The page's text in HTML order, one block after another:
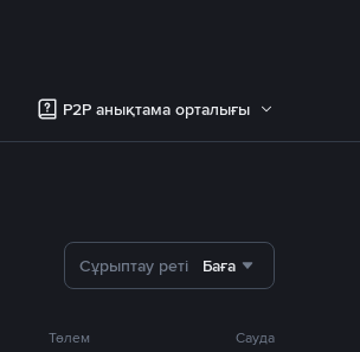
P2P анықтама орталығы
Сұрыптау реті Баға
Төлем Сауда